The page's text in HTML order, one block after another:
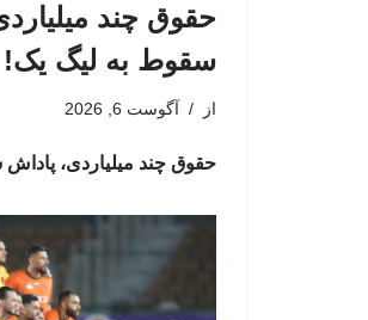
حقوق چند
سقوط به لیگ یک!
از آگوست 6, 2026
حقوق چند میلیاردی،